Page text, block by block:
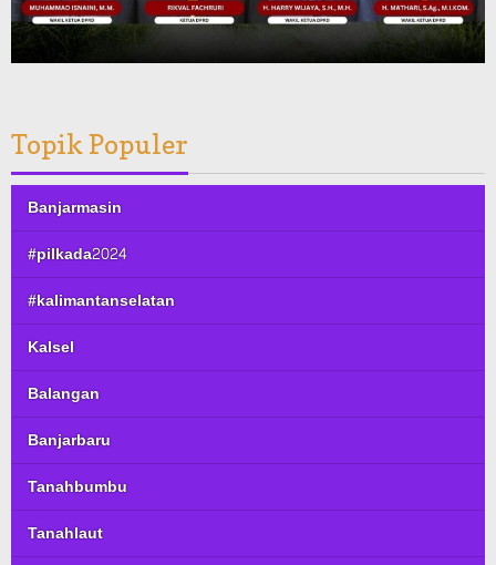
Topik Populer
Banjarmasin
#pilkada2024
#kalimantanselatan
Kalsel
Balangan
Banjarbaru
Tanahbumbu
Tanahlaut